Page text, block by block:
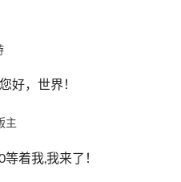
您好，世界！
主
等着我,我来了！